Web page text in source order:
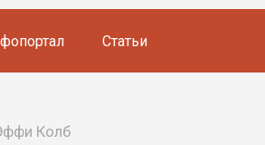
Статьи
Колб